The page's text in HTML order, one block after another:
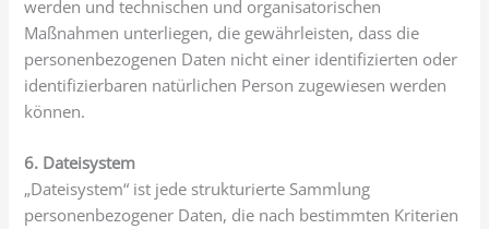
werden und technischen und organisatorischen
Maßnahmen unterliegen, die gewährleisten, dass die
personenbezogenen Daten nicht einer identifizierten oder
identifizierbaren natürlichen Person zugewiesen werden
können.
6. Dateisystem
„Dateisystem“ ist jede strukturierte Sammlung
personenbezogener Daten, die nach bestimmten Kriterien